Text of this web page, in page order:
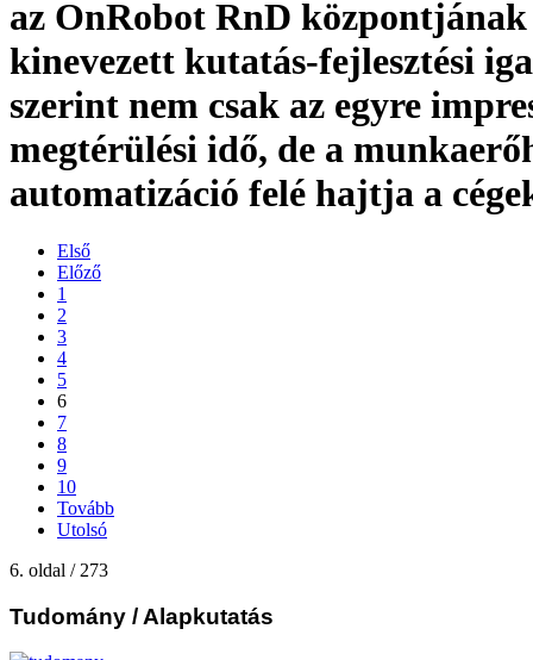
az OnRobot RnD
kinevezett kutatás-fejlesztési
szerint nem csak az egyre
megtérülési idő, de a
automatizáció felé hajtja a
Első
Előző
1
2
3
4
5
6
7
8
9
10
Tovább
Utolsó
6. oldal / 273
Tudomány / Alapkutatás